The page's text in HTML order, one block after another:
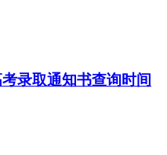
录取通知书查询时间